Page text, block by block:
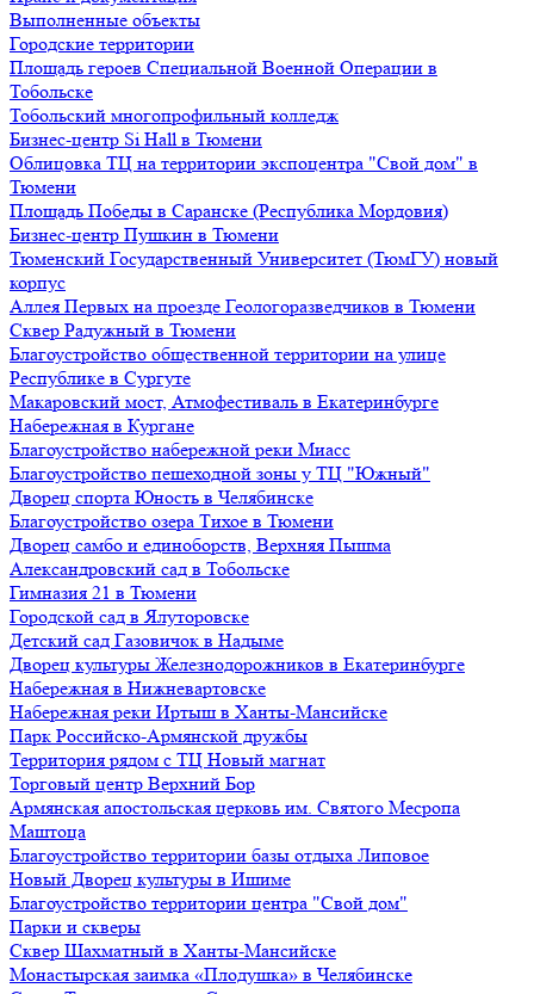
Выполненные объекты
Городские территории
Площадь героев Специальной Военной Операции в
Тобольске
Тобольский многопрофильный колледж
Бизнес-центр Si Hall в Тюмени
Облицовка ТЦ на территории экспоцентра "Свой дом" в
Тюмени
Площадь Победы в Саранске (Республика Мордовия)
Бизнес-центр Пушкин в Тюмени
Тюменский Государственный Университет (ТюмГУ) новый
корпус
Аллея Первых на проезде Геологоразведчиков в Тюмени
Сквер Радужный в Тюмени
Благоустройство общественной территории на улице
Республике в Сургуте
Макаровский мост, Атмофестиваль в Екатеринбурге
Набережная в Кургане
Благоустройство набережной реки Миасс
Благоустройство пешеходной зоны у ТЦ "Южный"
Дворец спорта Юность в Челябинске
Благоустройство озера Тихое в Тюмени
Дворец самбо и единоборств, Верхняя Пышма
Александровский сад в Тобольске
Гимназия 21 в Тюмени
Городской сад в Ялуторовске
Детский сад Газовичок в Надыме
Дворец культуры Железнодорожников в Екатеринбурге
Набережная в Нижневартовске
Набережная реки Иртыш в Ханты-Мансийске
Парк Российско-Армянской дружбы
Территория рядом с ТЦ Новый магнат
Торговый центр Верхний Бор
Армянская апостольская церковь им. Святого Месропа
Маштоца
Благоустройство территории базы отдыха Липовое
Нoвый Двoрeц культуры в Ишимe
Благоустройство территории центра "Свой дом"
Парки и скверы
Сквер Шахматный в Ханты-Мансийске
Монастырская заимка «Плодушка» в Челябинске